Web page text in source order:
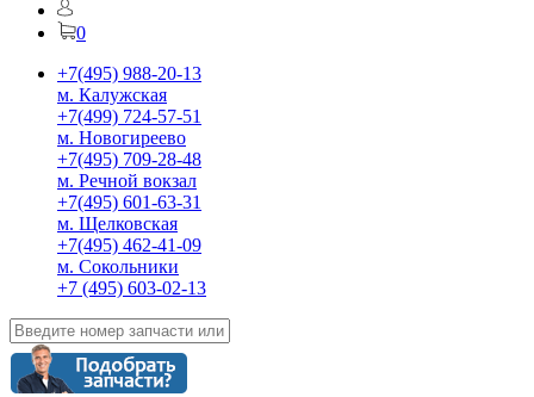
0
+7(495) 988-20-13
м. Калужская
+7(499) 724-57-51
м. Новогиреево
+7(495) 709-28-48
м. Речной вокзал
+7(495) 601-63-31
м. Щелковская
+7(495) 462-41-09
м. Сокольники
+7 (495) 603-02-13